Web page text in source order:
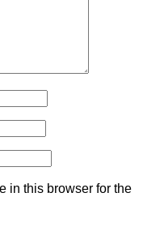
in this browser for the